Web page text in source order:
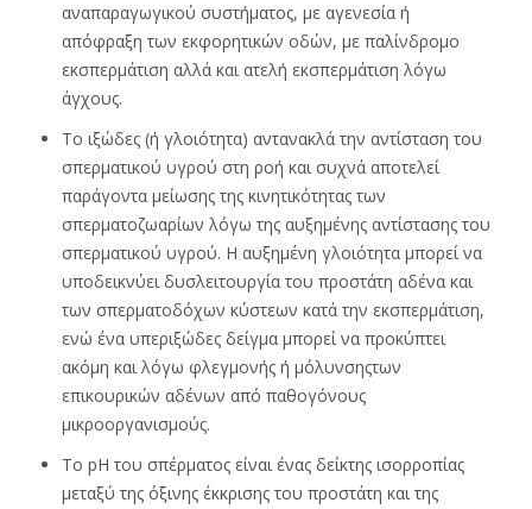
αναπαραγωγικού συστήματος, με αγενεσία ή
απόφραξη των εκφορητικών οδών, με παλίνδρομο
εκσπερμάτιση αλλά και ατελή εκσπερμάτιση λόγω
άγχους.
Το ιξώδες (ή γλοιότητα) αντανακλά την αντίσταση του
σπερματικού υγρού στη ροή και συχνά αποτελεί
παράγοντα μείωσης της κινητικότητας των
σπερματοζωαρίων λόγω της αυξημένης αντίστασης του
σπερματικού υγρού. Η αυξημένη γλοιότητα μπορεί να
υποδεικνύει δυσλειτουργία του προστάτη αδένα και
των σπερματοδόχων κύστεων κατά την εκσπερμάτιση,
ενώ ένα υπεριξώδες δείγμα μπορεί να προκύπτει
ακόμη και λόγω φλεγμονής ή μόλυνσηςτων
επικουρικών αδένων από παθογόνους
μικροοργανισμούς.
Το pH του σπέρματος είναι ένας δείκτης ισορροπίας
μεταξύ της όξινης έκκρισης του προστάτη και της